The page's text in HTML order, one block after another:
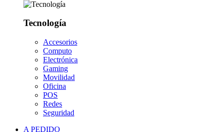
Tecnología
Accesorios
Computo
Electrónica
Gaming
Movilidad
Oficina
POS
Redes
Seguridad
A PEDIDO